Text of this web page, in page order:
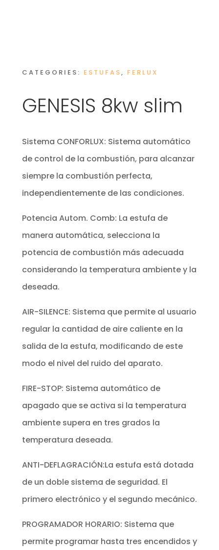
CATEGORIES: ESTUFAS, FERLUX
GENESIS 8kw slim
Sistema CONFORLUX: Sistema automático
de control de la combustión, para alcanzar
siempre la combustión perfecta,
independientemente de las condiciones.
Potencia Autom. Comb: La estufa de
manera automática, selecciona la
potencia de combustión más adecuada
considerando la temperatura ambiente y la
deseada.
AIR-SILENCE: Sistema que permite al usuario
regular la cantidad de aire caliente en la
salida de la estufa, modificando de este
modo el nivel del ruido del aparato.
FIRE-STOP: Sistema automático de
apagado que se activa si la temperatura
ambiente supera en tres grados la
temperatura deseada.
ANTI-DEFLAGRACIÓN:La estufa está dotada
de un doble sistema de seguridad. El
primero electrónico y el segundo mecánico.
PROGRAMADOR HORARIO: Sistema que
permite programar hasta tres encendidos y